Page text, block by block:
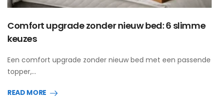
Comfort upgrade zonder nieuw bed: 6 slimme
keuzes
Een comfort upgrade zonder nieuw bed met een passende
topper,…
READ MORE